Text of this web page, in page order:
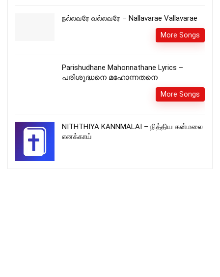
நல்லவரே வல்லவரே – Nallavarae Vallavarae
More Songs
Parishudhane Mahonnathane Lyrics –
പരിശുദ്ധനെ മഹോന്നതനെ
More Songs
NITHTHIYA KANNMALAI – நித்திய கன்மலை
எனக்காய்